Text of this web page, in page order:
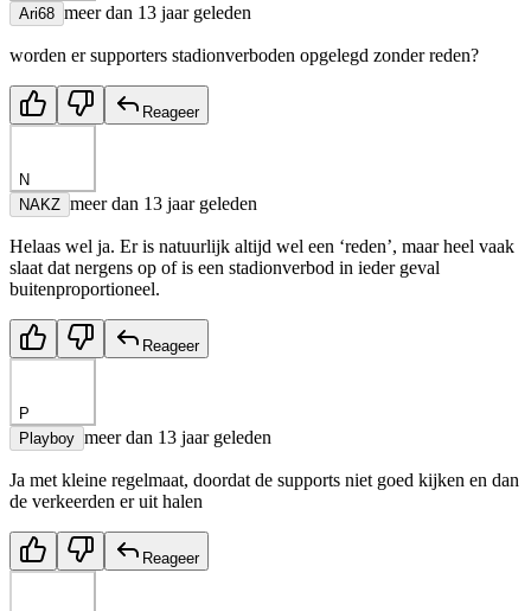
Ari68 meer dan 13 jaar geleden
worden er supporters stadionverboden opgelegd zonder reden?
Reageer
N
NAKZ meer dan 13 jaar geleden
Helaas wel ja. Er is natuurlijk altijd wel een ‘reden’, maar heel vaak
slaat dat nergens op of is een stadionverbod in ieder geval
buitenproportioneel.
Reageer
P
Playboy meer dan 13 jaar geleden
Ja met kleine regelmaat, doordat de supports niet goed kijken en dan
de verkeerden er uit halen
Reageer